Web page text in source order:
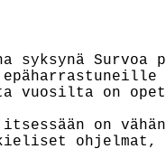
syksynä
vuosilta on
on
ohjelmat,